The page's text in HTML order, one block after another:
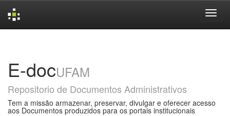
E-docUFAM
Repositorio de Documentos Administrativos
Tem a missão armazenar, preservar, divulgar e oferecer acesso
aos Documentos produzidos para os portais institucionais